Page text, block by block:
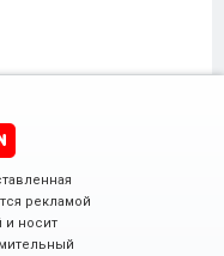
рекламой
и носит